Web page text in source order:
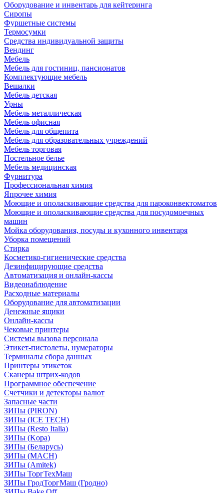
Оборудование и инвентарь для кейтеринга
Сиропы
Фуршетные системы
Термосумки
Средства индивидуальной защиты
Вендинг
Мебель
Мебель для гостиниц, пансионатов
Комплектующие мебель
Вешалки
Мебель детская
Урны
Мебель металлическая
Мебель офисная
Мебель для общепита
Мебель для образовательных учреждений
Мебель торговая
Постельное белье
Мебель медицинская
Фурнитура
Профессиональная химия
Япрочее химия
Моющие и ополаскивающие средства для пароконвектоматов
Моющие и ополаскивающие средства для посудомоечных
машин
Мойка оборудования, посуды и кухонного инвентаря
Уборка помещений
Стирка
Косметико-гигиенические средства
Дезинфицирующие средства
Автоматизация и онлайн-кассы
Видеонаблюдение
Расходные материалы
Оборудование для автоматизации
Денежные ящики
Онлайн-кассы
Чековые принтеры
Системы вызова персонала
Этикет-пистолеты, нумераторы
Терминалы сбора данных
Принтеры этикеток
Сканеры штрих-кодов
Программное обеспечение
Счетчики и детекторы валют
Запасные части
ЗИПы (PIRON)
ЗИПы (ICE TECH)
ЗИПы (Resto Italia)
ЗИПы (Kopa)
ЗИПы (Беларусь)
ЗИПы (MACH)
ЗИПы (Amitek)
ЗИПы ТоргТехМаш
ЗИПы ГродТоргМаш (Гродно)